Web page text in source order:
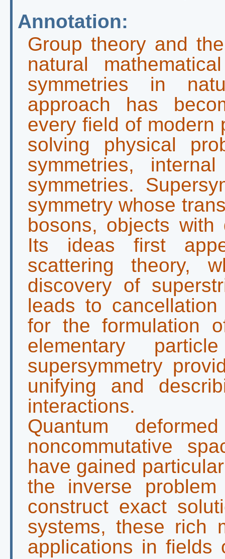
Annotation:
Group theory and
natural
symmetries in
approach has
every field of modern
solving physical
symmetries,
symmetries.
symmetry whose
bosons, objects
Its ideas first
scattering theory,
discovery of
leads to
for the formulation
elementary
supersymmetry
unifying and
interactions.
Quantum
noncommutative
have gained
the inverse
construct exact
systems, these rich
applications in fields